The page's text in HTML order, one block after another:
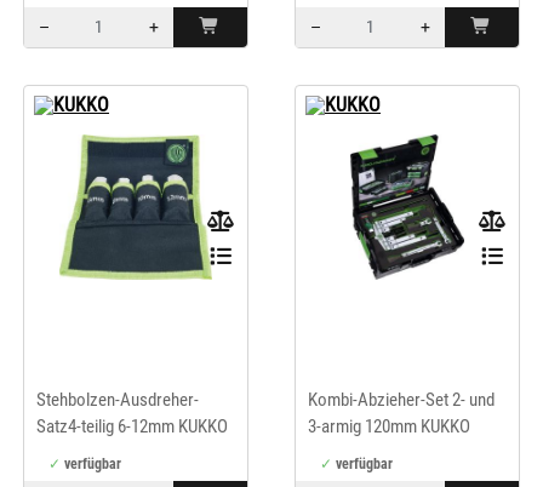
–
+
–
+
Stehbolzen-Ausdreher-
Satz4-teilig 6-12mm KUKKO
verfügbar
Kombi-Abzieher-Set 2- und
3-armig 120mm KUKKO
verfügbar